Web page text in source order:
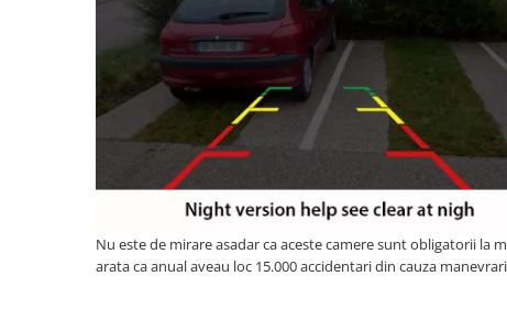
Aspirator
Camera Endoscop
Trusa cale distributie
Echipamente service auto
Chei si truse chei
Accesorii compresoare
Nu este de mirare asadar ca aceste camere sunt obligatorii la
arata ca anual aveau loc 15.000 accidentari din cauza